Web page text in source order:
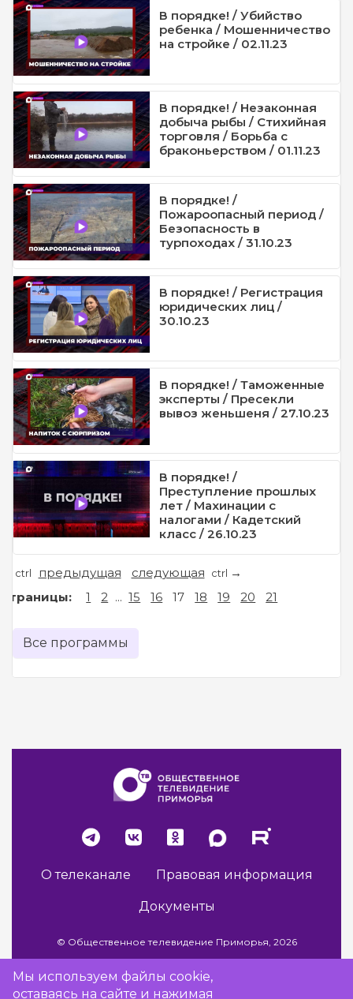
В порядке! / Убийство
ребенка / Мошенничество
на стройке / 02.11.23
В порядке! / Незаконная
добыча рыбы / Стихийная
торговля / Борьба с
браконьерством / 01.11.23
В порядке! /
Пожароопасный период /
Безопасность в
турпоходах / 31.10.23
В порядке! / Регистрация
юридических лиц /
30.10.23
В порядке! / Таможенные
эксперты / Пресекли
вывоз женьшеня / 27.10.23
В порядке! /
Преступление прошлых
лет / Махинации с
налогами / Кадетский
класс / 26.10.23
ctrl предыдущая следующая ctrl →
Страницы: 1 2 ... 15 16 17 18 19 20 21
Все программы
О телеканале Правовая информация
Документы
© Общественное телевидение Приморья, 2026
Разработка сайта -Vladweb
Мы используем файлы cookie,
оставаясь на сайте и нажимая